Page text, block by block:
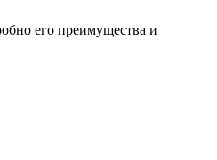
его преимущества и